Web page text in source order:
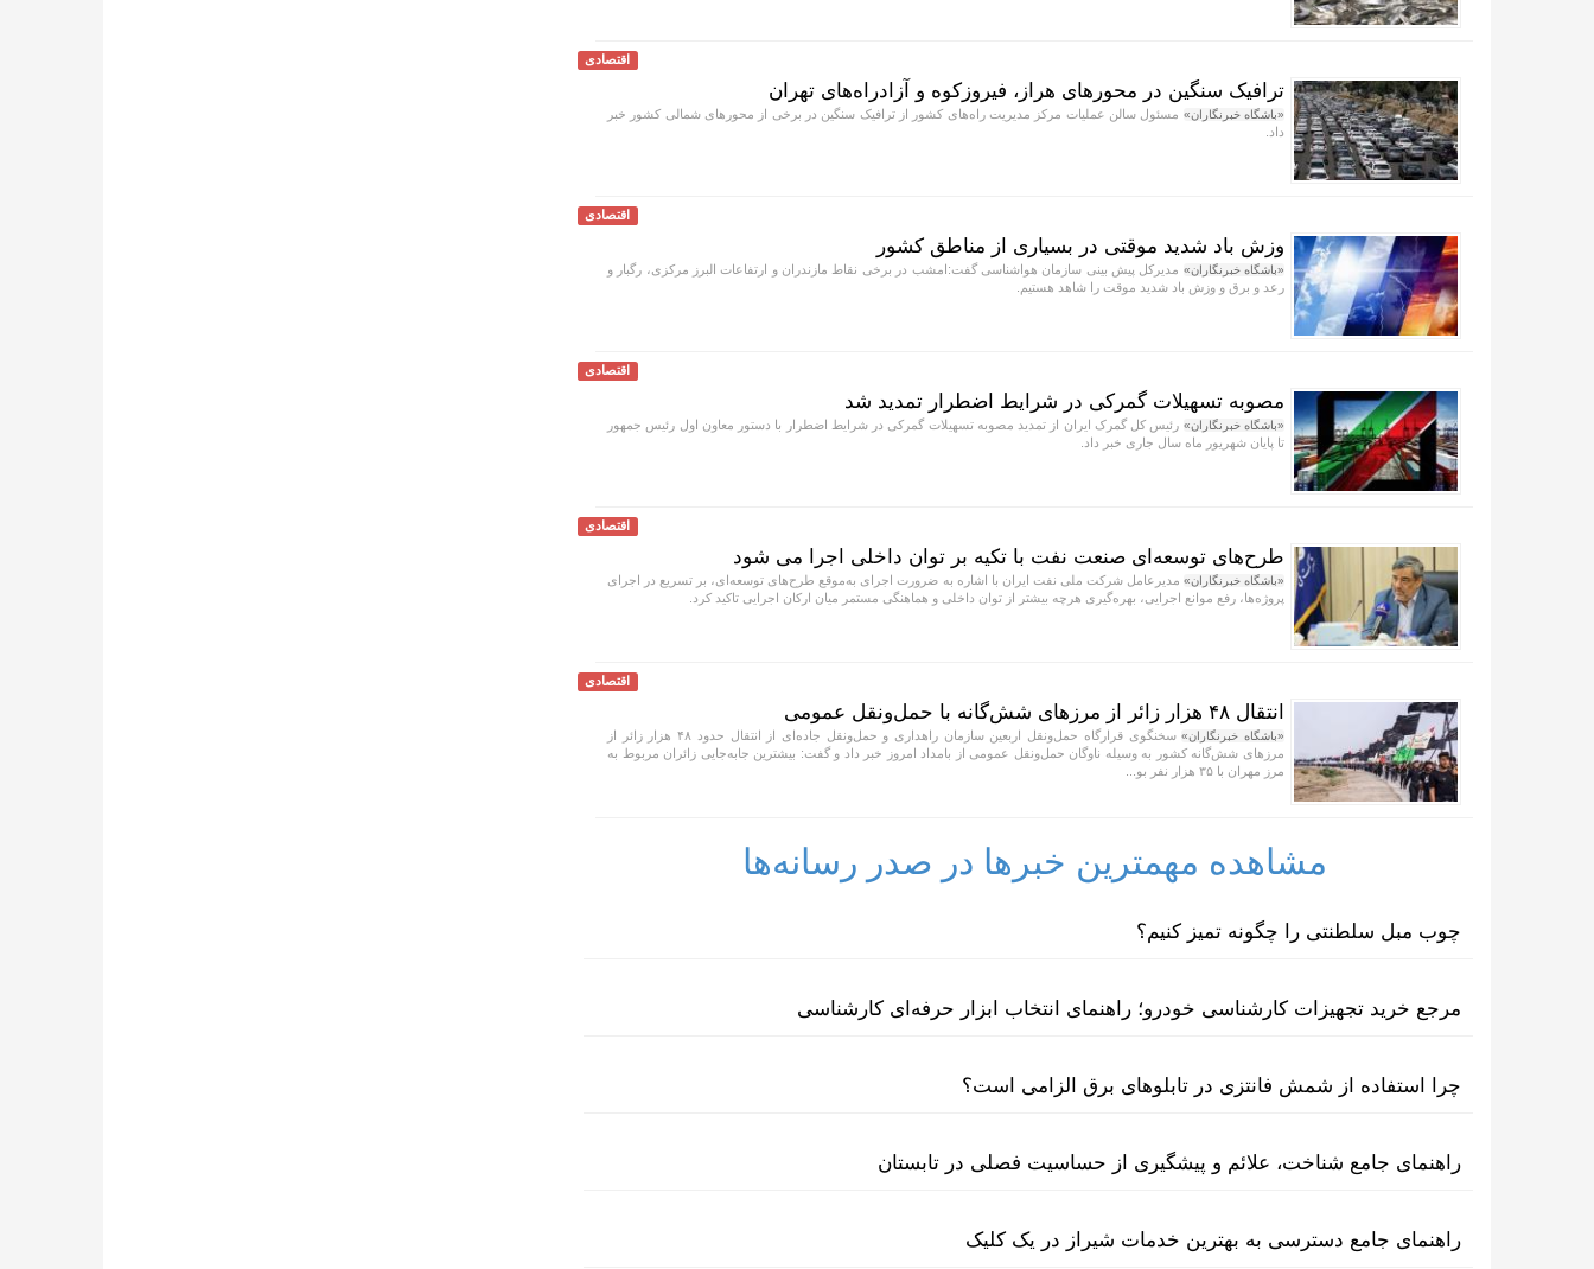
اقتصادی
ترافیک سنگین در محورهای هراز، فیروزکوه و آزادراه‌های تهران
«باشگاه خبرنگاران» مسئول سالن عملیات مرکز مدیریت راه‌های کشور از ترافیک سنگین در برخی از محور‌های شمالی کشور خبر
داد.
اقتصادی
وزش باد شدید موقتی در بسیاری از مناطق کشور
«باشگاه خبرنگاران» مدیرکل پیش بینی سازمان هواشناسی گفت:امشب در برخی نقاط مازندران و ارتفاعات البرز مرکزی، رگبار و
رعد و برق و وزش باد شدید موقت را شاهد هستیم.
اقتصادی
مصوبه تسهیلات گمرکی در شرایط اضطرار تمدید شد
«باشگاه خبرنگاران» رئیس کل گمرک ایران از تمدید مصوبه تسهیلات گمرکی در شرایط اضطرار با دستور معاون اول رئیس جمهور
تا پایان شهریور ماه سال جاری خبر داد.
اقتصادی
طرح‌های توسعه‌ای صنعت نفت با تکیه بر توان داخلی اجرا می شود
«باشگاه خبرنگاران» مدیرعامل شرکت ملی نفت ایران با اشاره به ضرورت اجرای به‌موقع طرح‌های توسعه‌ای، بر تسریع در اجرای
پروژه‌ها، رفع موانع اجرایی، بهره‌گیری هرچه بیشتر از توان داخلی و هماهنگی مستمر میان ارکان اجرایی تاکید کرد.
اقتصادی
انتقال ۴۸ هزار زائر از مرزهای شش‌گانه با حمل‌ونقل عمومی
«باشگاه خبرنگاران»
سخنگوی قرارگاه حمل‌ونقل اربعین سازمان راهداری و حمل‌ونقل جاده‌ای از انتقال حدود ۴۸ هزار زائر از
مرز‌های شش‌گانه کشور به وسیله ناوگان حمل‌ونقل عمومی از بامداد امروز خبر داد و گفت: بیشترین جابه‌جایی زائران مربوط به
مرز مهران با ۳۵ هزار نفر بو...
مشاهده مهمترین خبرها در صدر رسانه‌ها
چوب مبل سلطنتی را چگونه تمیز کنیم؟
مرجع خرید تجهیزات کارشناسی خودرو؛ راهنمای انتخاب ابزار حرفه‌ای کارشناسی
چرا استفاده از شمش فانتزی در تابلوهای برق الزامی است؟
راهنمای جامع شناخت، علائم و پیشگیری از حساسیت فصلی در تابستان
راهنمای جامع دسترسی به بهترین خدمات شیراز در یک کلیک